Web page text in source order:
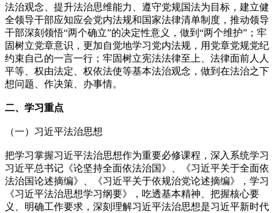
法治观念、提升法治思维能力、遵守党规国法为目标，建立健
全领导干部应知应会党内法规和国家法律清单制度，推动领导
干部深刻领悟“两个确立”的决定性意义，做到“两个维护”；牢
固树立党章意识，更加自觉地学习党内法规，用党章党规党纪
约束自己的一言一行；牢固树立宪法法律至上、法律面前人人
平等、权由法定、权依法使等基本法治观念，做到在法治之下
想问题、作决策、办事情。
二、学习重点
（一）习近平法治思想
把学习掌握习近平法治思想作为重要必修课程，深入系统学习
习近平总书记《论坚持全面依法治国》、《习近平关于全面依
法治国论述摘编》、《习近平关于依规治党论述摘编》，学习
《习近平法治思想学习纲要》，吃透基本精神、把握核心要
义、明确工作要求，深刻理解习近平法治思想是习近平新时代